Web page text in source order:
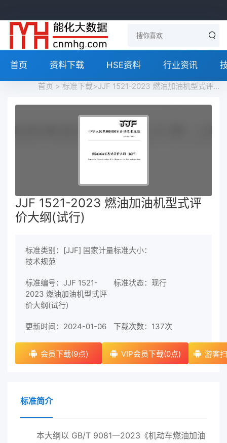
首页 资料下载 HSE资料 行业资讯
首页 > 标准下载>JJF 1521-2023 燃油加油机型式评价大纲(试行)免费下载
JJF 1521-2023 燃油加油机型式评
价大纲(试行)
标准类别：[JJF] 国家计量
技术规范
标准大小：
标准编号：JJF 1521-
2023 燃油加油机型式评
价大纲(试行)
标准状态：现行
更新时间：2024-01-06 下载次数： 137次
会员下载(9点) VIP会员下载(0点) 游客
标准简介
本大纲以 GB/T 9081一2023《机动车燃油加油